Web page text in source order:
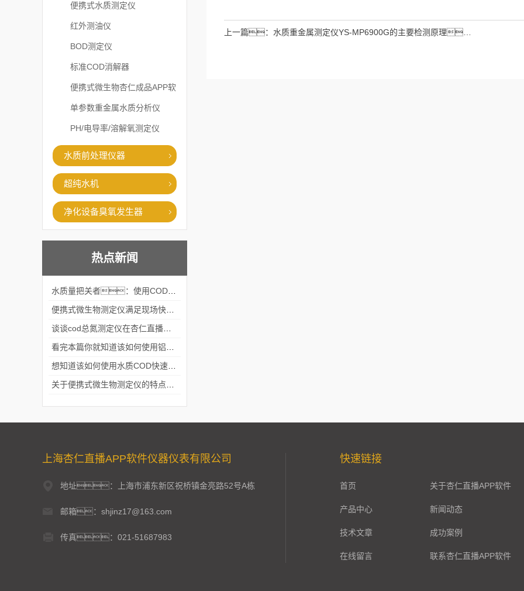
便携式水质测定仪
红外测油仪
BOD测定仪
标准COD消解器
便携式微生物杏仁成品APP软
件直播大全
单参数重金属水质分析仪
PH/电导率/溶解氧测定仪
水质前处理仪器
超纯水机
净化设备臭氧发生器
热点新闻
上一篇： 水质重金属测定仪YS-MP6900G的主要检测原理，你了解吗
上海杏仁直播APP软件仪器仪表有限公司
地址：上海市浦东新区祝桥镇金亮路52号A栋
邮箱：shjinz17@163.com
传真：021-51687983
快速链接
首页 关于杏仁直播APP软件
产品中心 新闻动态
技术文章 成功案例
在线留言 联系杏仁直播APP软件